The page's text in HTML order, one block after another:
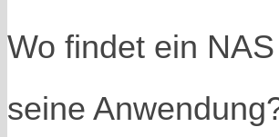
Wo findet ein
seine